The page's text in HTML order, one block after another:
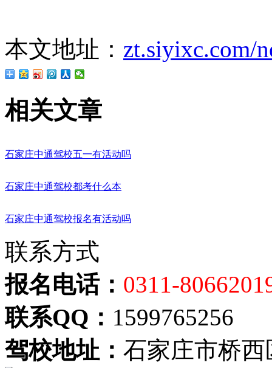
本文地址： zt.siyixc.com/
相关文章
石家庄中通驾校五一有活动吗
石家庄中通驾校都考什么本
石家庄中通驾校报名有活动吗
联系方式
报名电话： 0311-
联系QQ： 1599765256
驾校地址： 石家庄市桥